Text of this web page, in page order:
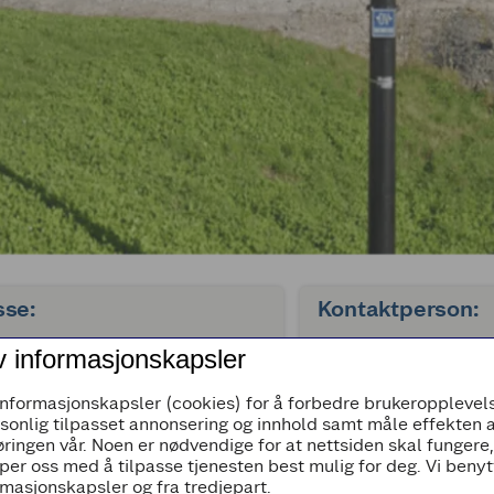
6,
Kontaktperson:
Utviklingssjef -
91 87 16 54
informasjonskapsler
(cookies) for å forbedre
tilpasset annonsering og innhold samt måle effekten
vår. Noen er nødvendige for at nettsiden skal
oss med å tilpasse tjenesten best mulig for deg. Vi
og fra tredjepart.